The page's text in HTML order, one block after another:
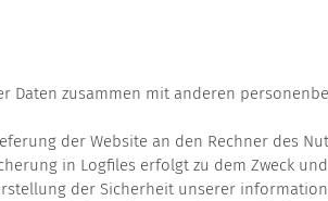
Daten zusammen mit anderen
der Website an den Rechner des
in Logfiles erfolgt zu dem Zweck
der Sicherheit unserer